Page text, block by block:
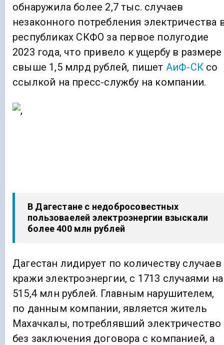
обнаружила более 2,7 тыс. случаев
незаконного потребления электричества
республиках СКФО за первое полугодие
2023 года, что привело к ущербу в размере
свыше 1,5 млрд рублей, пишет АиФ-СК со
ссылкой на пресс-службу на компании.
В Дагестане с недобросовестных
пользоваелей электроэнергии взыскали
более 400 млн рублей
Дагестан лидирует по количеству случаев
кражи электроэнергии, с 1713 случаями на
515,4 млн рублей. Главным нарушителем,
по данным компании, является житель
Махачкалы, потреблявший электричество
без заключения договора с компанией, а